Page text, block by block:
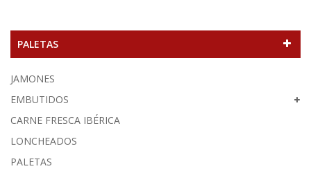
PALETAS
JAMONES
EMBUTIDOS
CARNE FRESCA IBÉRICA
LONCHEADOS
PALETAS